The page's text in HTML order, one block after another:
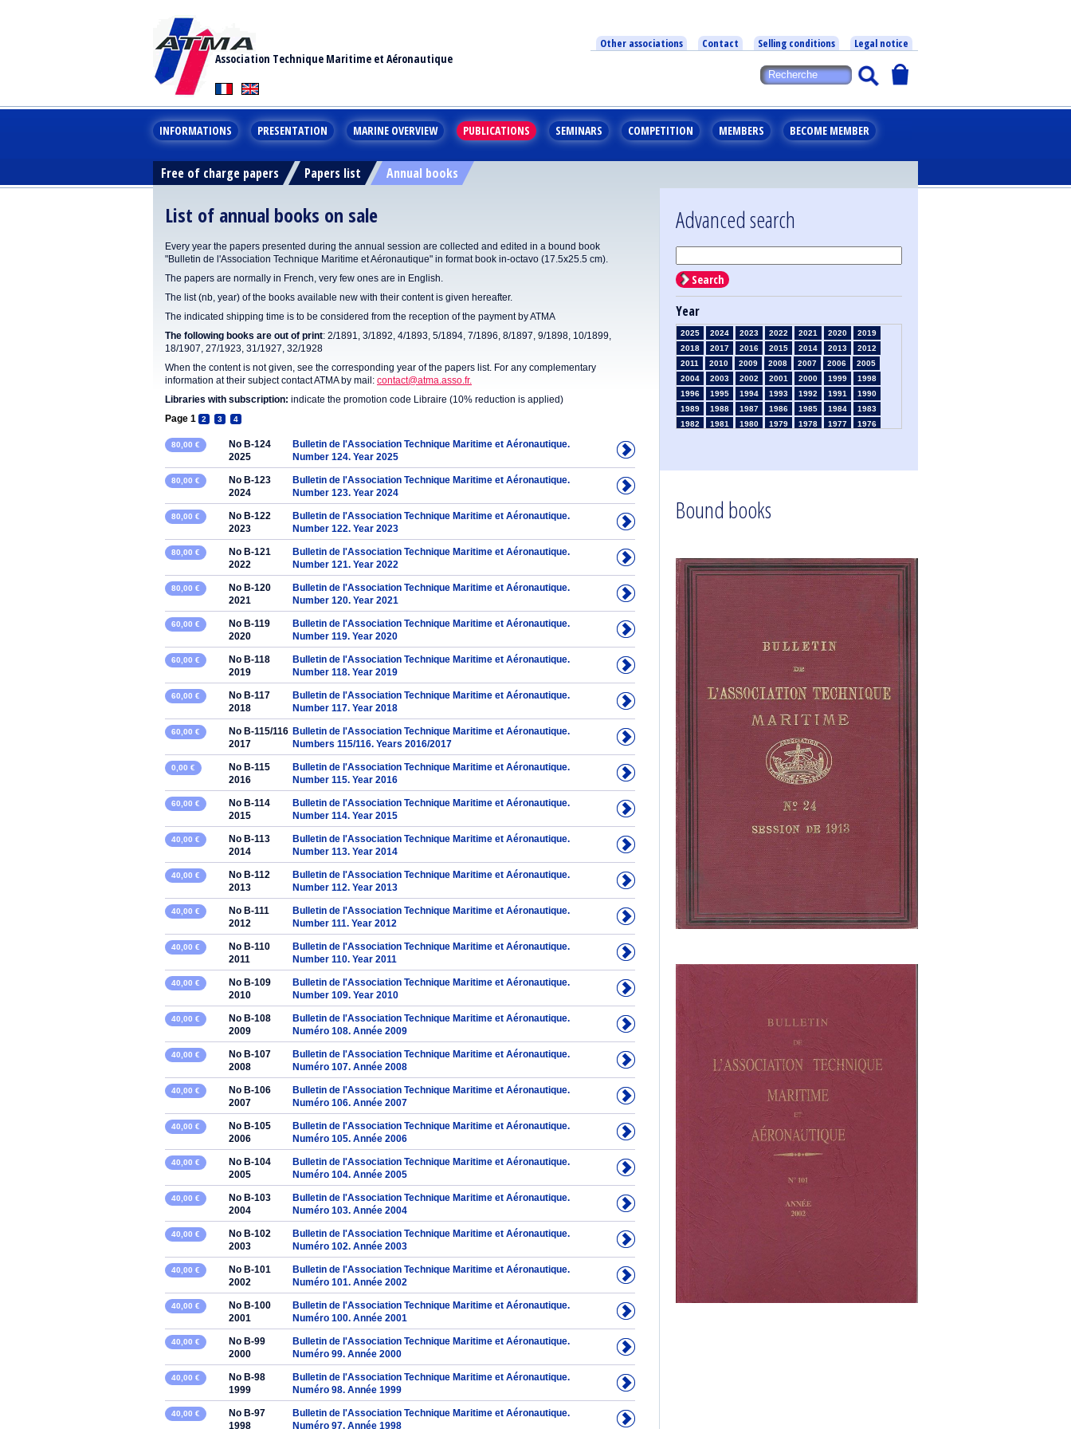
Association Technique Maritime et Aéronautique
Other associations Contact Selling conditions Legal notice
INFORMATIONS PRESENTATION MARINE OVERVIEW PUBLICATIONS SEMINARS COMPETITION MEMBERS BECOME MEMBER
Free of charge papers Papers list Annual books
List of annual books on sale
Every year the papers presented during the annual session are collected and edited in a bound book
"Bulletin de l'Association Technique Maritime et Aéronautique" in format book in-octavo (17.5x25.5 cm).
The papers are normally in French, very few ones are in English.
The list (nb, year) of the books available new with their content is given hereafter.
The indicated shipping time is to be considered from the reception of the payment by ATMA
The following books are out of print: 2/1891, 3/1892, 4/1893, 5/1894, 7/1896, 8/1897, 9/1898, 10/1899,
18/1907, 27/1923, 31/1927, 32/1928
When the content is not given, see the corresponding year of the papers list. For any complementary
information at their subject contact ATMA by mail: contact@atma.asso.fr.
Libraries with subscription: indicate the promotion code Libraire (10% reduction is applied)
Page 1
2 3 4
80,00 €
No B-124
2025
Bulletin de l'Association Technique Maritime et Aéronautique.
Number 124. Year 2025
80,00 €
No B-123
2024
Bulletin de l'Association Technique Maritime et Aéronautique.
Number 123. Year 2024
80,00 €
No B-122
2023
Bulletin de l'Association Technique Maritime et Aéronautique.
Number 122. Year 2023
80,00 €
No B-121
2022
Bulletin de l'Association Technique Maritime et Aéronautique.
Number 121. Year 2022
80,00 €
No B-120
2021
Bulletin de l'Association Technique Maritime et Aéronautique.
Number 120. Year 2021
60,00 €
No B-119
2020
Bulletin de l'Association Technique Maritime et Aéronautique.
Number 119. Year 2020
60,00 €
No B-118
2019
Bulletin de l'Association Technique Maritime et Aéronautique.
Number 118. Year 2019
60,00 €
No B-117
2018
Bulletin de l'Association Technique Maritime et Aéronautique.
Number 117. Year 2018
60,00 €
No B-115/116
2017
Bulletin de l'Association Technique Maritime et Aéronautique.
Numbers 115/116. Years 2016/2017
0,00 €
No B-115
2016
Bulletin de l'Association Technique Maritime et Aéronautique.
Number 115. Year 2016
60,00 €
No B-114
2015
Bulletin de l'Association Technique Maritime et Aéronautique.
Number 114. Year 2015
40,00 €
No B-113
2014
Bulletin de l'Association Technique Maritime et Aéronautique.
Number 113. Year 2014
40,00 €
No B-112
2013
Bulletin de l'Association Technique Maritime et Aéronautique.
Number 112. Year 2013
40,00 €
No B-111
2012
Bulletin de l'Association Technique Maritime et Aéronautique.
Number 111. Year 2012
40,00 €
No B-110
2011
Bulletin de l'Association Technique Maritime et Aéronautique.
Number 110. Year 2011
40,00 €
No B-109
2010
Bulletin de l'Association Technique Maritime et Aéronautique.
Number 109. Year 2010
40,00 €
No B-108
2009
Bulletin de l'Association Technique Maritime et Aéronautique.
Numéro 108. Année 2009
40,00 €
No B-107
2008
Bulletin de l'Association Technique Maritime et Aéronautique.
Numéro 107. Année 2008
40,00 €
No B-106
2007
Bulletin de l'Association Technique Maritime et Aéronautique.
Numéro 106. Année 2007
40,00 €
No B-105
2006
Bulletin de l'Association Technique Maritime et Aéronautique.
Numéro 105. Année 2006
40,00 €
No B-104
2005
Bulletin de l'Association Technique Maritime et Aéronautique.
Numéro 104. Année 2005
40,00 €
No B-103
2004
Bulletin de l'Association Technique Maritime et Aéronautique.
Numéro 103. Année 2004
40,00 €
No B-102
2003
Bulletin de l'Association Technique Maritime et Aéronautique.
Numéro 102. Année 2003
40,00 €
No B-101
2002
Bulletin de l'Association Technique Maritime et Aéronautique.
Numéro 101. Année 2002
40,00 €
No B-100
2001
Bulletin de l'Association Technique Maritime et Aéronautique.
Numéro 100. Année 2001
40,00 €
No B-99
2000
Bulletin de l'Association Technique Maritime et Aéronautique.
Numéro 99. Année 2000
40,00 €
No B-98
1999
Bulletin de l'Association Technique Maritime et Aéronautique.
Numéro 98. Année 1999
40,00 €
No B-97
1998
Bulletin de l'Association Technique Maritime et Aéronautique.
Numéro 97. Année 1998
Advanced search
Search
Year
2025 2024 2023 2022 2021 2020
2019
2018
2017 2016 2015 2014 2013
2012
2011
2010 2009 2008 2007 2006
2005
2004
2003 2002 2001 2000 1999
1998
1996
1995 1994 1993 1992 1991
1990
1989
1988 1987 1986 1985 1984
1983
1982
1981 1980 1979 1978 1977
1976
1961
1960 1959 1958 1957 1956
1955
1946
1935
1934 1933 1932
1903
1902 1901 1900 1895 1890
Bound books